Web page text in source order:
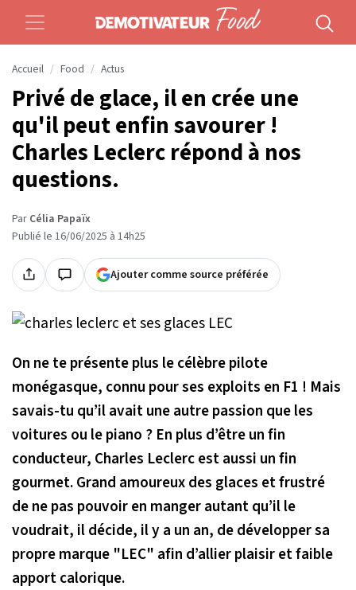
Accueil Food Actus
Privé de glace, il en crée une
qu'il peut enfin savourer !
Charles Leclerc répond à nos
questions.
Par Célia Papaïx
Publié le 16/06/2025 à 14h25
Ajouter comme source préférée
On ne te présente plus le célèbre pilote
monégasque, connu pour ses exploits en F1 ! Mais
savais-tu qu’il avait une autre passion que les
voitures ou le piano ? En plus d’être un fin
conducteur, Charles Leclerc est aussi un fin
gourmet. Grand amoureux des glaces et frustré
de ne pas pouvoir en manger autant qu’il le
voudrait, il décide, il y a un an, de développer sa
propre marque "LEC" afin d’allier plaisir et faible
apport calorique.